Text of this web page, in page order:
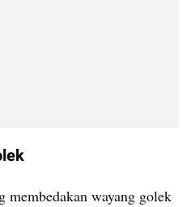
membedakan wayang golek